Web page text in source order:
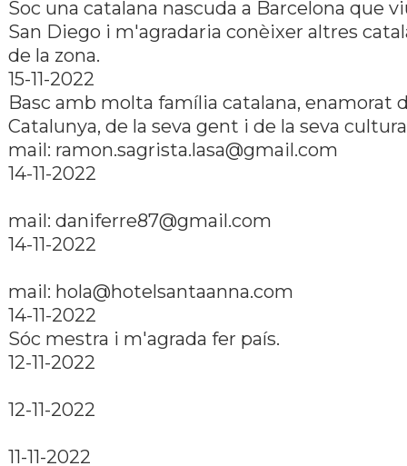
Soc una catalana nascuda a Barcelona que
San Diego i m'agradaria conèixer altres
de la zona.
15-11-2022
Basc amb molta famí­lia catalana, enamorat
Catalunya, de la seva gent i de la seva cultura
mail: ramon.sagrista.lasa@gmail.com
14-11-2022
mail: daniferre87@gmail.com
14-11-2022
mail: hola@hotelsantaanna.com
14-11-2022
Sóc mestra i m'agrada fer paí­s.
12-11-2022
12-11-2022
11-11-2022